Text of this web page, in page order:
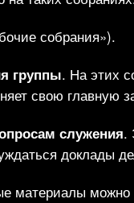
собрания»).
группы. На этих
свою главную
служения.
доклады
материалы можно